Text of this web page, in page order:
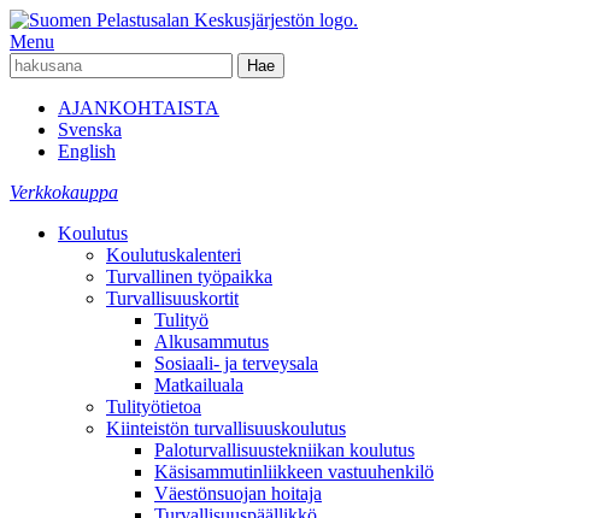
Menu
AJANKOHTAISTA
Svenska
English
Verkkokauppa
Koulutus
Koulutuskalenteri
Turvallinen työpaikka
Turvallisuuskortit
Tulityö
Alkusammutus
Sosiaali- ja terveysala
Matkailuala
Tulityötietoa
Kiinteistön turvallisuuskoulutus
Paloturvallisuustekniikan koulutus
Käsisammutinliikkeen vastuuhenkilö
Väestönsuojan hoitaja